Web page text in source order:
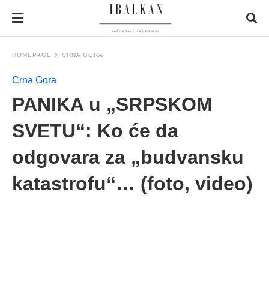
HOMEPAGE CRNA GORA
Crna Gora
PANIKA u „SRPSKOM
SVETU“: Ko će da
odgovara za „budvansku
katastrofu“… (foto, video)